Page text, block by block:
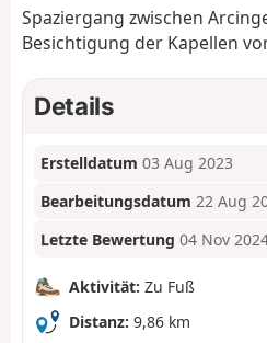
Spaziergang zwischen
Besichtigung der Kapellen
Details
Erstelldatum 03 Aug 2023
Bearbeitungsdatum 22 Aug
Letzte Bewertung 04 Nov
Aktivität: Zu Fuß
Distanz: 9,86 km